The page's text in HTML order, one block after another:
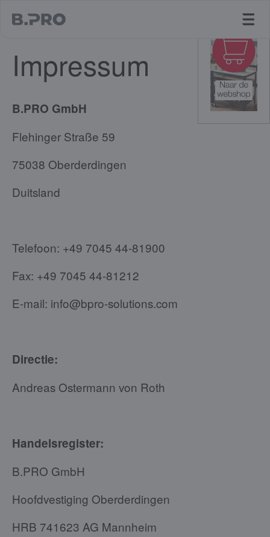
Impressum
B.PRO GmbH
Flehinger Straße 59
75038 Oberderdingen
Duitsland
Telefoon: +49 7045 44-81900
Fax: +49 7045 44-81212
E-mail: info@bpro-solutions.com
Directie:
Andreas Ostermann von Roth
Handelsregister:
B.PRO GmbH
Hoofdvestiging Oberderdingen
HRB 741623 AG Mannheim